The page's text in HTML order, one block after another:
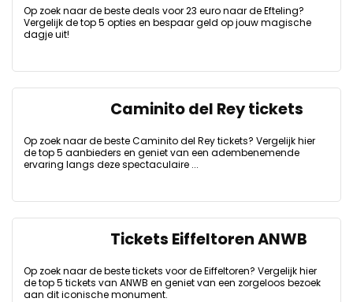
Op zoek naar de beste deals voor 23 euro naar de Efteling?
Vergelijk de top 5 opties en bespaar geld op jouw magische
dagje uit!
Caminito del Rey tickets
Op zoek naar de beste Caminito del Rey tickets? Vergelijk hier
de top 5 aanbieders en geniet van een adembenemende
ervaring langs deze spectaculaire ...
Tickets Eiffeltoren ANWB
Op zoek naar de beste tickets voor de Eiffeltoren? Vergelijk hier
de top 5 tickets van ANWB en geniet van een zorgeloos bezoek
aan dit iconische monument.